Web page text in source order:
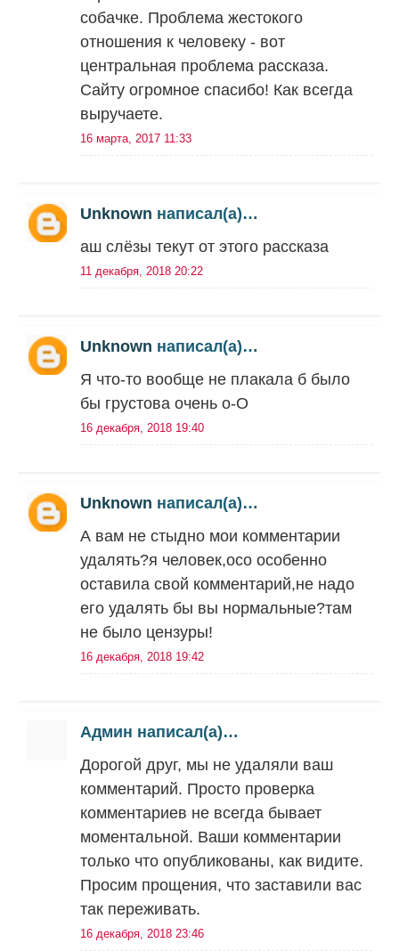
собачке. Проблема жестокого
отношения к человеку - вот
центральная проблема рассказа.
Сайту огромное спасибо! Как всегда
выручаете.
16 марта, 2017 11:33
Unknown написал(а)…
аш слёзы текут от этого рассказа
11 декабря, 2018 20:22
Unknown написал(а)…
Я что-то вообще не плакала б было
бы грустова очень о-О
16 декабря, 2018 19:40
Unknown написал(а)…
А вам не стыдно мои комментарии
удалять?я человек,осо особенно
оставила свой комментарий,не надо
его удалять бы вы нормальные?там
не было цензуры!
16 декабря, 2018 19:42
Админ написал(а)…
Дорогой друг, мы не удаляли ваш
комментарий. Просто проверка
комментариев не всегда бывает
моментальной. Ваши комментарии
только что опубликованы, как видите.
Просим прощения, что заставили вас
так переживать.
16 декабря, 2018 23:46